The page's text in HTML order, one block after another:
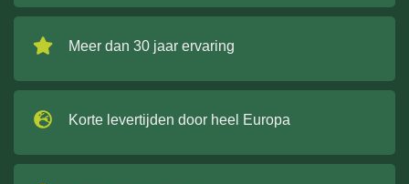
Meer dan 30 jaar ervaring
Korte levertijden door heel Europa